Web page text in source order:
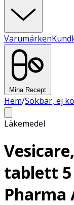
Varumärken
Mina Recept
Hem/Sökbar, ej
Läkemedel
tablett 5
Pharma